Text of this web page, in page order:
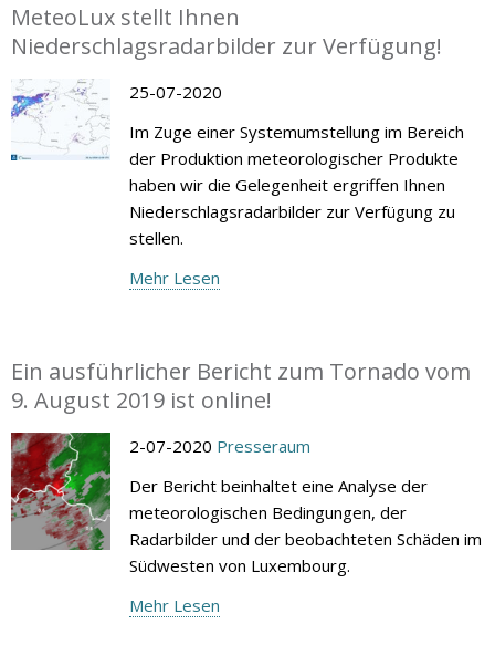
MeteoLux stellt Ihnen
Niederschlagsradarbilder zur Verfügung!
25-07-2020
Im Zuge einer Systemumstellung im Bereich
der Produktion meteorologischer Produkte
haben wir die Gelegenheit ergriffen Ihnen
Niederschlagsradarbilder zur Verfügung zu
stellen.
Mehr Lesen
Ein ausführlicher Bericht zum Tornado vom
9. August 2019 ist online!
2-07-2020 Presseraum
Der Bericht beinhaltet eine Analyse der
meteorologischen Bedingungen, der
Radarbilder und der beobachteten Schäden im
Südwesten von Luxembourg.
Mehr Lesen